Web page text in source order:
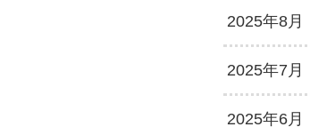
2025年8月
2025年7月
2025年6月